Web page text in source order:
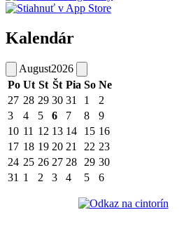
Kalendár
August2026
Po Ut St Št Pia So Ne
27 28 29 30 31 1
2
3
4 5 6 7 8
9
10 11 12 13 14 15 16
17 18 19 20 21 22 23
24 25 26 27 28 29 30
31 1 2 3 4 5 6